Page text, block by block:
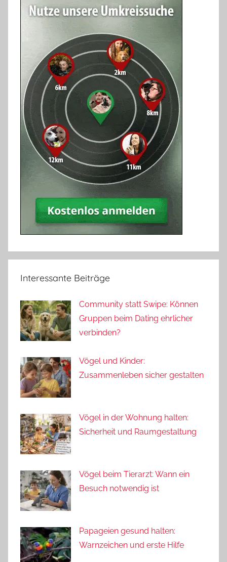
Interessante Beiträge
Community statt Swipe: Können
Gruppen beim Dating ehrlicher
verbinden?
Vögel und Kinder:
Zusammenleben sicher gestalten
Vögel in der Wohnung halten:
Sicherheit und Raumgestaltung
Vögel beim Tierarzt: Wann ein
Besuch notwendig ist
Papageien gesund halten:
Warnzeichen und erste Hilfe